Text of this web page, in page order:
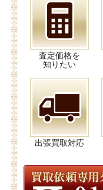
査定価格を
知りたい
出張買取対応